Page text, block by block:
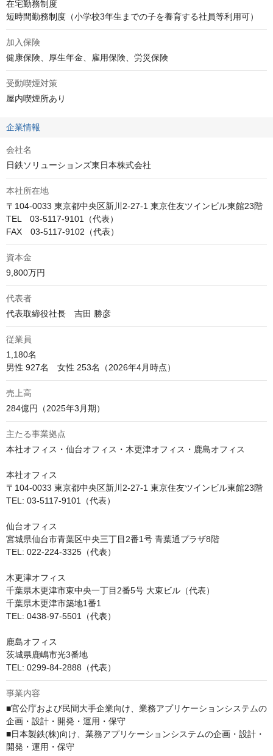
在宅勤務制度
短時間勤務制度（小学校3年生までの子を養育する社員等利用可）
加入保険
健康保険、厚生年金、雇用保険、労災保険
受動喫煙対策
屋内喫煙所あり
企業情報
会社名
日鉄ソリューションズ東日本株式会社
本社所在地
〒104-0033 東京都中央区新川2-27-1 東京住友ツインビル東館23階
TEL　03-5117-9101（代表）
FAX　03-5117-9102（代表）
資本金
9,800万円
代表者
代表取締役社長　吉田 勝彦
従業員
1,180名
男性 927名　女性 253名（2026年4月時点）
売上高
284億円（2025年3月期）
主たる事業拠点
本社オフィス・仙台オフィス・木更津オフィス・鹿島オフィス
本社オフィス
〒104-0033 東京都中央区新川2-27-1 東京住友ツインビル東館23階
TEL: 03-5117-9101（代表）
仙台オフィス
宮城県仙台市青葉区中央三丁目2番1号 青葉通プラザ8階
TEL: 022-224-3325（代表）
木更津オフィス
千葉県木更津市東中央一丁目2番5号 大東ビル（代表）
千葉県木更津市築地1番1
TEL: 0438-97-5501（代表）
鹿島オフィス
茨城県鹿嶋市光3番地
TEL: 0299-84-2888（代表）
事業内容
■官公庁および民間大手企業向け、業務アプリケーションシステムの
企画・設計・開発・運用・保守
■日本製鉄(株)向け、業務アプリケーションシステムの企画・設計・
開発・運用・保守